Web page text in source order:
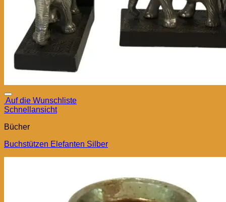
Auf die Wunschliste
Schnellansicht
Bücher
Buchstützen Elefanten Silber